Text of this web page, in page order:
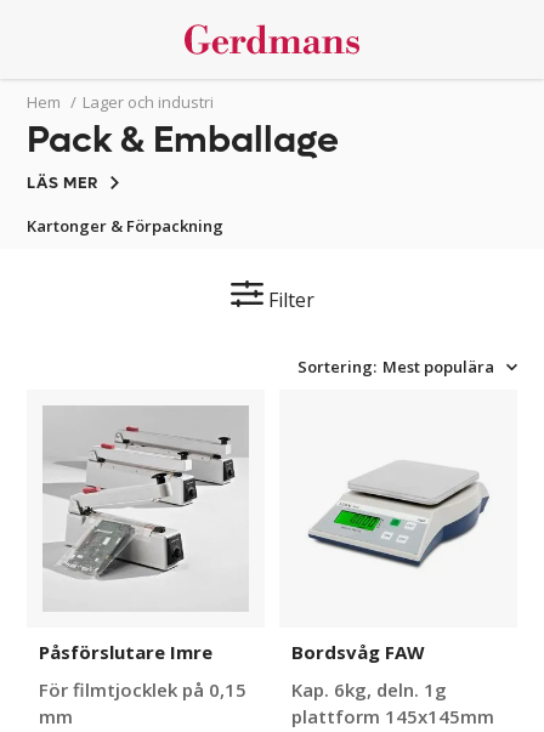
Hem / Lager och industri
Pack & Emballage
LÄS MER
Kartonger & Förpackning
Filter
Sortering: Mest populära
Påsförslutare
Påsförslutare Imre
För filmtjocklek på 0,15
mm
Bordsvåg FAW
Kap. 6kg, deln. 1g
plattform 145x145mm